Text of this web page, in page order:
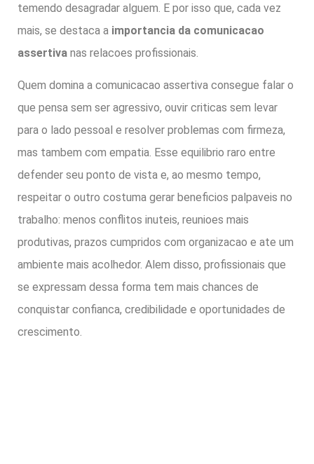
temendo desagradar alguem. E por isso que, cada vez
mais, se destaca a importancia da comunicacao
assertiva nas relacoes profissionais.
Quem domina a comunicacao assertiva consegue falar o
que pensa sem ser agressivo, ouvir criticas sem levar
para o lado pessoal e resolver problemas com firmeza,
mas tambem com empatia. Esse equilibrio raro entre
defender seu ponto de vista e, ao mesmo tempo,
respeitar o outro costuma gerar beneficios palpaveis no
trabalho: menos conflitos inuteis, reunioes mais
produtivas, prazos cumpridos com organizacao e ate um
ambiente mais acolhedor. Alem disso, profissionais que
se expressam dessa forma tem mais chances de
conquistar confianca, credibilidade e oportunidades de
crescimento.